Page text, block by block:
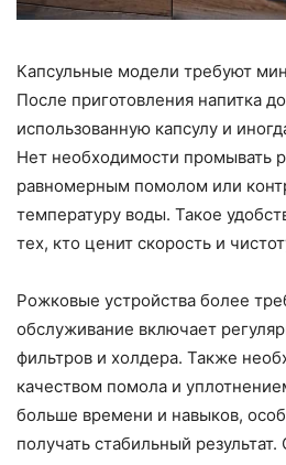
Капсульные модели требуют
После приготовления напитка
использованную капсулу и
Нет необходимости промывать
равномерным помолом или
температуру воды. Такое
тех, кто ценит скорость и
Рожковые устройства более
обслуживание включает
фильтров и холдера. Также
качеством помола и
больше времени и навыков,
получать стабильный